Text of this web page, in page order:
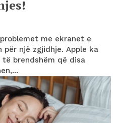
me ekranet e
zgjidhje. Apple ka
brendshëm që disa